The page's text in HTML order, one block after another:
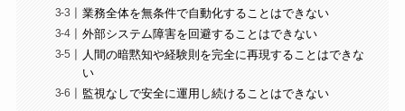
業務全体を無条件で自動化することはできない
外部システム障害を回避することはできない
人間の暗黙知や経験則を完全に再現することはできな
い
監視なしで安全に運用し続けることはできない